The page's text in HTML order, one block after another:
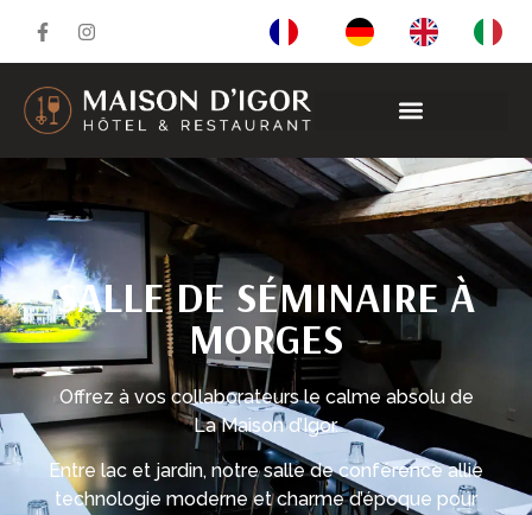
SALLE DE SÉMINAIRE À
MORGES
Offrez à vos collaborateurs le calme absolu de
La Maison d’Igor.
Entre lac et jardin, notre salle de conférence allie
technologie moderne et charme d’époque pour